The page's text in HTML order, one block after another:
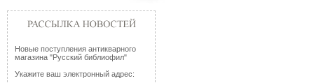
Новые поступления антикварного
магазина "Русский библиофил"
Укажите ваш электронный адрес: